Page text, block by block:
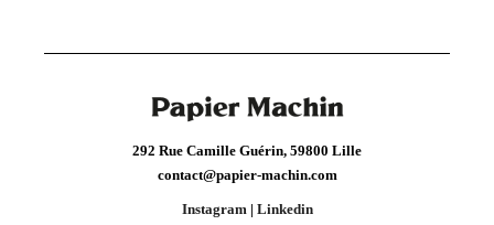
292 Rue Camille Guérin, 59800 Lille
contact@papier-machin.com
Instagram| Linkedin